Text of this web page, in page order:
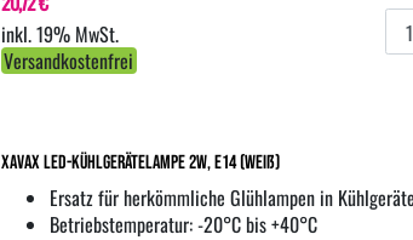
inkl. 19% MwSt.
Versandkostenfrei
XavaX LED-Kühlgerätelampe 2W, E14 (weiß)
Ersatz für herkömmliche Glühlampen in
Betriebstemperatur: -20°C bis +40°C